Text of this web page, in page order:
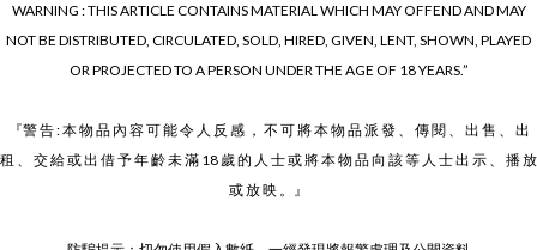
WARNING : THIS ARTICLE CONTAINS MATERIAL WHICH MAY OFFEND AND MAY
NOT BE DISTRIBUTED, CIRCULATED, SOLD, HIRED, GIVEN, LENT, SHOWN, PLAYED
OR PROJECTED TO A PERSON UNDER THE AGE OF 18 YEARS.”
『警 告 : 本 物 品 內 容 可 能 令 人 反 感 ， 不 可 將 本 物 品 派 發 、 傳 閱 、 出 售 、 出
租 、 交 給 或 出 借 予 年 齡 未 滿 18 歲 的 人 士 或 將 本 物 品 向 該 等 人 士 出 示 、 播 放
或 放 映 。』